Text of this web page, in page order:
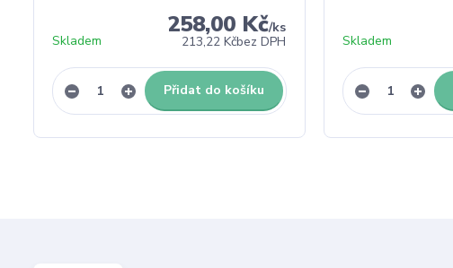
258,00 Kč/ks
213,22 Kčbez DPH
Skladem
Přidat do košíku
Skladem